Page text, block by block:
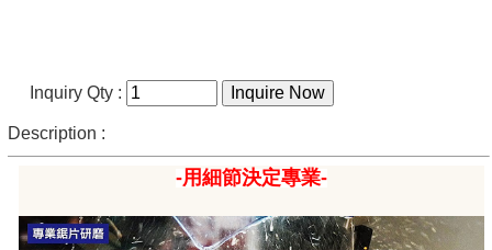
Inquiry Qty :
Description :
-用細節決定專業-